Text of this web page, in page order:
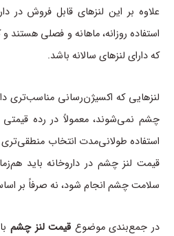
علاوه بر این لنزهای قابل فروش در
استفاده روزانه، ماهانه و فصلی هستند و
که دارای لنزهای سالانه باشد.
لنزهایی که اکسیژن‌رسانی
چشم نمی‌شوند، معمولاً در رده قیمتی
استفاده طولانی‌مدت انتخاب
قیمت لنز چشم در داروخانه باید
سلامت چشم انجام شود، نه صرفاً بر
در جمع‌بندی موضوع قیمت لنز چشم